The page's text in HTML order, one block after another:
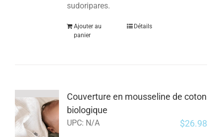
sudoripares.
Ajouter au
panier
Détails
Couverture en mousseline de coton
biologique
UPC: N/A $26.98